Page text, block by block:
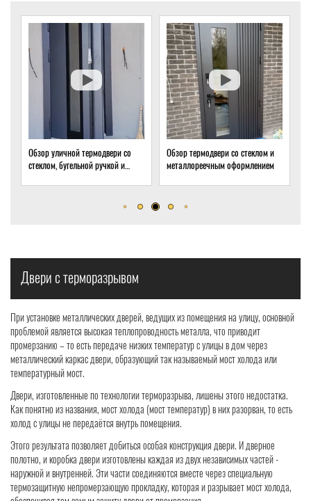
уличной термодвери со
бугельной ручкой и
Обзор термодвери со стеклом и
металлореечным оформлением
Двери с терморазрывом
При установке металлических дверей, ведущих из помещения на улицу, основной
проблемой является высокая теплопроводность металла, что приводит
промерзанию – то есть передаче низких температур с улицы в дом через
металлический каркас двери, образующий так называемый мост холода или
температурный мост.
Двери, изготовленные по технологии терморазрыва, лишены этого недостатка.
Как понятно из названия, мост холода (мост температур) в них разорван, то есть
холод с улицы не передаётся внутрь помещения.
Этого результата позволяет добиться особая конструкция двери. И дверное
полотно, и коробка двери изготовлены каждая из двух независимых частей -
наружной и внутренней. Эти части соединяются вместе через специальную
термозащитную непромерзающую прокладку, которая и разрывает мост холода,